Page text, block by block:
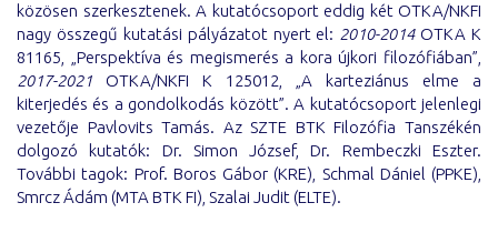
közösen szerkesztenek. A kutatócsoport eddig két OTKA/NKFI
nagy összegű kutatási pályázatot nyert el: 2010-2014OTKA K
81165, „Perspektíva és megismerés a kora újkori filozófiában”,
2017-2021 OTKA/NKFI K 125012, „A karteziánus elme a
kiterjedés és a gondolkodás között”. A kutatócsoport jelenlegi
vezetője Pavlovits Tamás. Az SZTE BTK Filozófia Tanszékén
dolgozó kutatók: Dr. Simon József, Dr. Rembeczki Eszter.
További tagok: Prof. Boros Gábor (KRE), Schmal Dániel (PPKE),
Smrcz Ádám (MTA BTK FI), Szalai Judit (ELTE).